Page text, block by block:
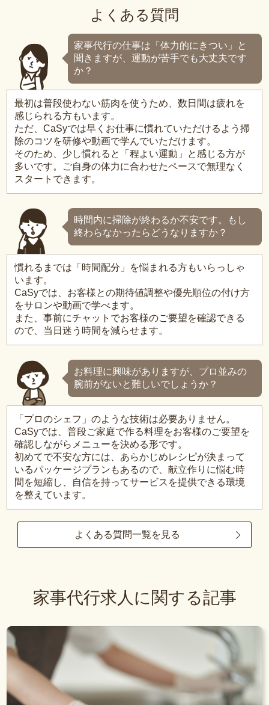
よくある質問
家事代行の仕事は「体力的にきつい」と
聞きますが、運動が苦手でも大丈夫です
か？
最初は普段使わない筋肉を使うため、数日間は疲れを
感じられる方もいます。
ただ、CaSyでは早くお仕事に慣れていただけるよう掃
除のコツを研修や動画で学んでいただけます。
そのため、少し慣れると「程よい運動」と感じる方が
多いです。ご自身の体力に合わせたペースで無理なく
スタートできます。
時間内に掃除が終わるか不安です。もし
終わらなかったらどうなりますか？
慣れるまでは「時間配分」を悩まれる方もいらっしゃ
います。
CaSyでは、お客様との期待値調整や優先順位の付け方
をサロンや動画で学べます。
また、事前にチャットでお客様のご要望を確認できる
ので、当日迷う時間を減らせます。
お料理に興味がありますが、プロ並みの
腕前がないと難しいでしょうか？
「プロのシェフ」のような技術は必要ありません。
CaSyでは、普段ご家庭で作る料理をお客様のご要望を
確認しながらメニューを決める形です。
初めてで不安な方には、あらかじめレシピが決まって
いるパッケージプランもあるので、献立作りに悩む時
間を短縮し、自信を持ってサービスを提供できる環境
を整えています。
よくある質問一覧を見る
家事代行求人に関する記事